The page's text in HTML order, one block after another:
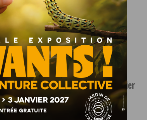
Brayan Djadja finalement prêté au FC
Istres
28 JUILLET, 2026
À la suite de la rétrogradation des Girondins de
Bordeaux en Régional 1, Brayan...
INFOS,SPORT
JDA Basket : le club dévoile le calendrier
de sa préparation pour la prochaine
saison